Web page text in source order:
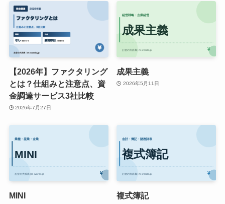
【2026年】ファクタリング
とは？仕組みと注意点、資
金調達サービス3社比較
2026年7月27日
成果主義
2026年5月11日
MINI 複式簿記